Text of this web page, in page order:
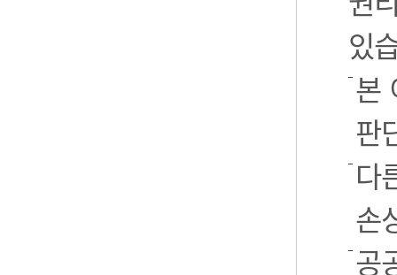
있
본
판
다
손
공